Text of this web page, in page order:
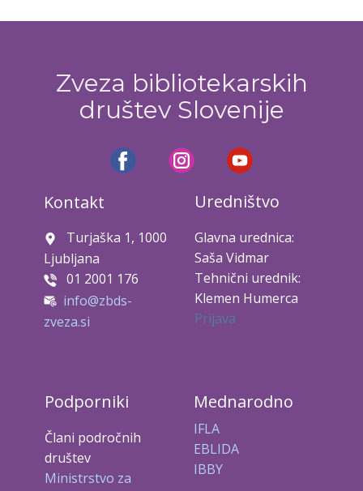
Zveza bibliotekarskih
društev Slovenije
Kontakt
Turjaška 1, 1000
Ljubljana
01 2001 176
info@zbds-
zveza.si
Uredništvo
Glavna urednica:
Saša Vidmar
Tehnični urednik:
Klemen Humerca
Prijava
Podporniki
Člani področnih
društev
Ministrstvo za
Mednarodno
IFLA
EBLIDA
IBBY